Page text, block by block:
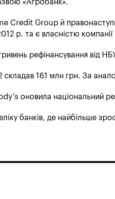
«Агробанк».
Credit Group й
р. та є власністю компанії
рефінансування від
161 млн грн. За
оновила національний
банків, де найбільше